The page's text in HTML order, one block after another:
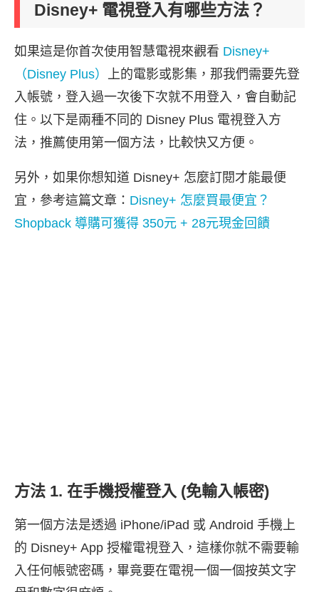
Disney+ 電視登入有哪些方法？
如果這是你首次使用智慧電視來觀看 Disney+
（Disney Plus） 上的電影或影集，那我們需要先登
入帳號，登入過一次後下次就不用登入，會自動記
住。以下是兩種不同的 Disney Plus 電視登入方
法，推薦使用第一個方法，比較快又方便。
另外，如果你想知道 Disney+ 怎麼訂閱才能最便
宜，參考這篇文章： Disney+ 怎麼買最便宜？
Shopback 導購可獲得 350元 + 28元現金回饋
方法 1. 在手機授權登入 (免輸入帳密)
第一個方法是透過 iPhone/iPad 或 Android 手機上
的 Disney+ App 授權電視登入，這樣你就不需要輸
入任何帳號密碼，畢竟要在電視一個一個按英文字